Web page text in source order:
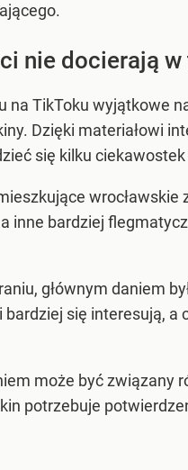
nie docierają
TikToku wyjątkowe
Dzięki materiałowi
się kilku
bardziej
głównym daniem
się interesują, a
może być związany
potrzebuje